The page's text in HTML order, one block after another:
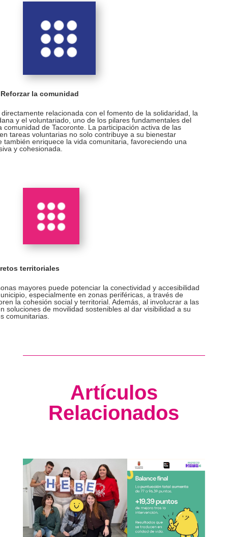
la comunidad
relacionada con el fomento de la solidaridad, la
y el voluntariado, uno de los pilares fundamentales del
comunidad de Tacoronte. La participación activa de las
tareas voluntarias no solo contribuye a su bienestar
también enriquece la vida comunitaria, favoreciendo una
y cohesionada.
territoriales
mayores puede potenciar la conectividad y accesibilidad
especialmente en zonas periféricas, a través de
la cohesión social y territorial. Además, al involucrar a las
soluciones de movilidad sostenibles al dar visibilidad a su
comunitarias.
Artículos
Relacionados